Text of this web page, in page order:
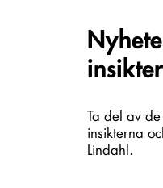
Carousel
insikter
Ta del av
insikterna
Lindahl.